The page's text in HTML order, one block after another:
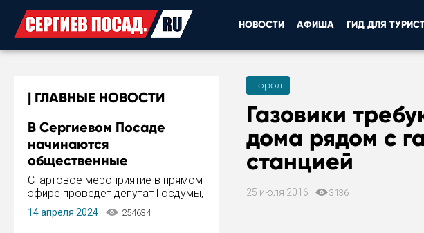
НОВОСТИ АФИША ГИД ДЛЯ
ГЛАВНЫЕ НОВОСТИ
В Сергиевом Посаде
начинаются
общественные
обсуждения Стратегии
развития города
Стартовое мероприятие в прямом
эфире проведёт депутат Госдумы,
инициатор и автор Концепции
развития Сергиева Посада и
14 апреля 2024 254634
Город
Газовики
дома рядом с
станцией
25 июля 2016 3136